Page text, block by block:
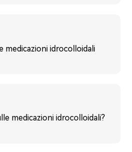
medicazioni idrocolloidali
medicazioni idrocolloidali?